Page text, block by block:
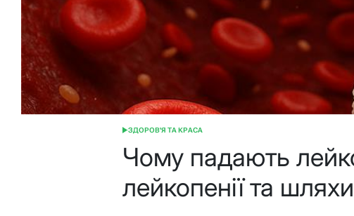
ОПУБЛІКУВАТИ
ЗДОРОВ'Я ТА КРАСА
Чому падають
лейкопенії та